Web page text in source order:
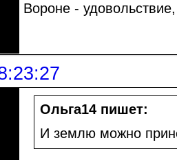
Вороне -
Ольга14 пишет:
И землю можно